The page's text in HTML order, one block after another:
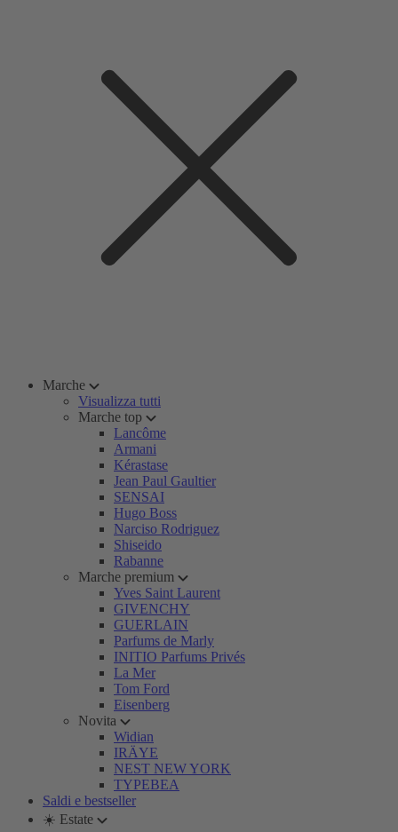
Marche
Visualizza tutti
Marche top
Lancôme
Armani
Kérastase
Jean Paul Gaultier
SENSAI
Hugo Boss
Narciso Rodriguez
Shiseido
Rabanne
Marche premium
Yves Saint Laurent
GIVENCHY
GUERLAIN
Parfums de Marly
INITIO Parfums Privés
La Mer
Tom Ford
Eisenberg
Novita
Widian
IRÄYE
NEST NEW YORK
TYPEBEA
Saldi e bestseller
☀️ Estate